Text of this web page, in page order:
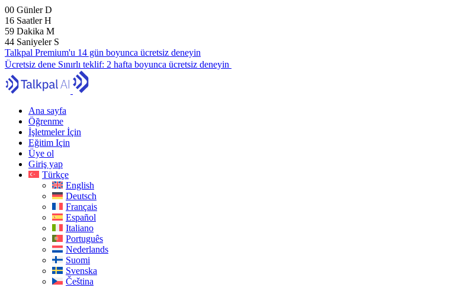
00 GünlerD
16 SaatlerH
59 Dakika M
43 Saniyeler S
Talkpal Premium'u 14 gün boyunca ücretsiz deneyin
Ücretsiz dene Sınırlı teklif: 2 hafta boyunca ücretsiz deneyin
Ana sayfa
Öğrenme
İşletmeler İçin
Eğitim Için
Üye ol
Giriş yap
Türkçe
English
Deutsch
Français
Español
Italiano
Português
Nederlands
Suomi
Svenska
Čeština